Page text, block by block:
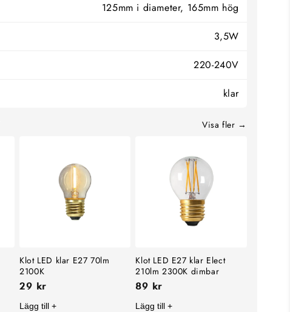
125mm i diameter, 165mm hög
3,5W
220-240V
klar
Visa fler
Klot LED klar E27 70lm
2100K
29 kr
Lägg till +
Klot LED E27 klar Elect
210lm 2300K dimbar
89 kr
Lägg till +